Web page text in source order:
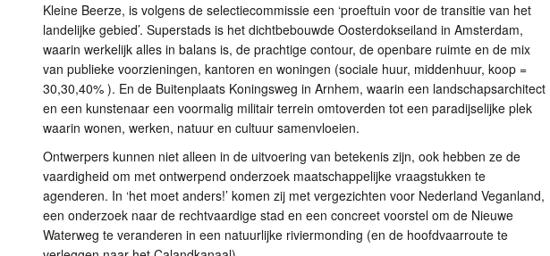
Kleine Beerze, is volgens de selectiecommissie een ‘proeftuin voor de transitie van het
landelijke gebied’. Superstads is het dichtbebouwde Oosterdokseiland in Amsterdam,
waarin werkelijk alles in balans is, de prachtige contour, de openbare ruimte en de mix
van publieke voorzieningen, kantoren en woningen (sociale huur, middenhuur, koop =
30,30,40% ). En de Buitenplaats Koningsweg in Arnhem, waarin een landschapsarchitect
en een kunstenaar een voormalig militair terrein omtoverden tot een paradijselijke plek
waarin wonen, werken, natuur en cultuur samenvloeien.
Ontwerpers kunnen niet alleen in de uitvoering van betekenis zijn, ook hebben ze de
vaardigheid om met ontwerpend onderzoek maatschappelijke vraagstukken te
agenderen. In ‘het moet anders!’ komen zij met vergezichten voor Nederland Veganland,
een onderzoek naar de rechtvaardige stad en een concreet voorstel om de Nieuwe
Waterweg te veranderen in een natuurlijke riviermonding (en de hoofdvaarroute te